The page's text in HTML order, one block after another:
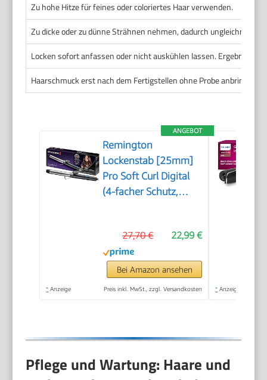
Zu hohe Hitze für feines oder coloriertes Haar verwenden.
Zu dicke oder zu dünne Strähnen nehmen, dadurch
Locken sofort anfassen oder nicht auskühlen lassen. Ergebnis
Haarschmuck erst nach dem Fertigstellen ohne Probe anbringen.
ANGEBOT
Remington
Lockenstab [25mm]
Pro Soft Curl Digital
(4-facher Schutz,
Beschichtung) -LCD-
Display 130-220°C,
mit Klemme, weiche
mittelgroße &
22,99 €
27,70 €
Bei Amazon ansehen
* Anzeige Preis inkl. MwSt., zzgl. Versandkosten * Anzeige
Pflege und Wartung: Haare und